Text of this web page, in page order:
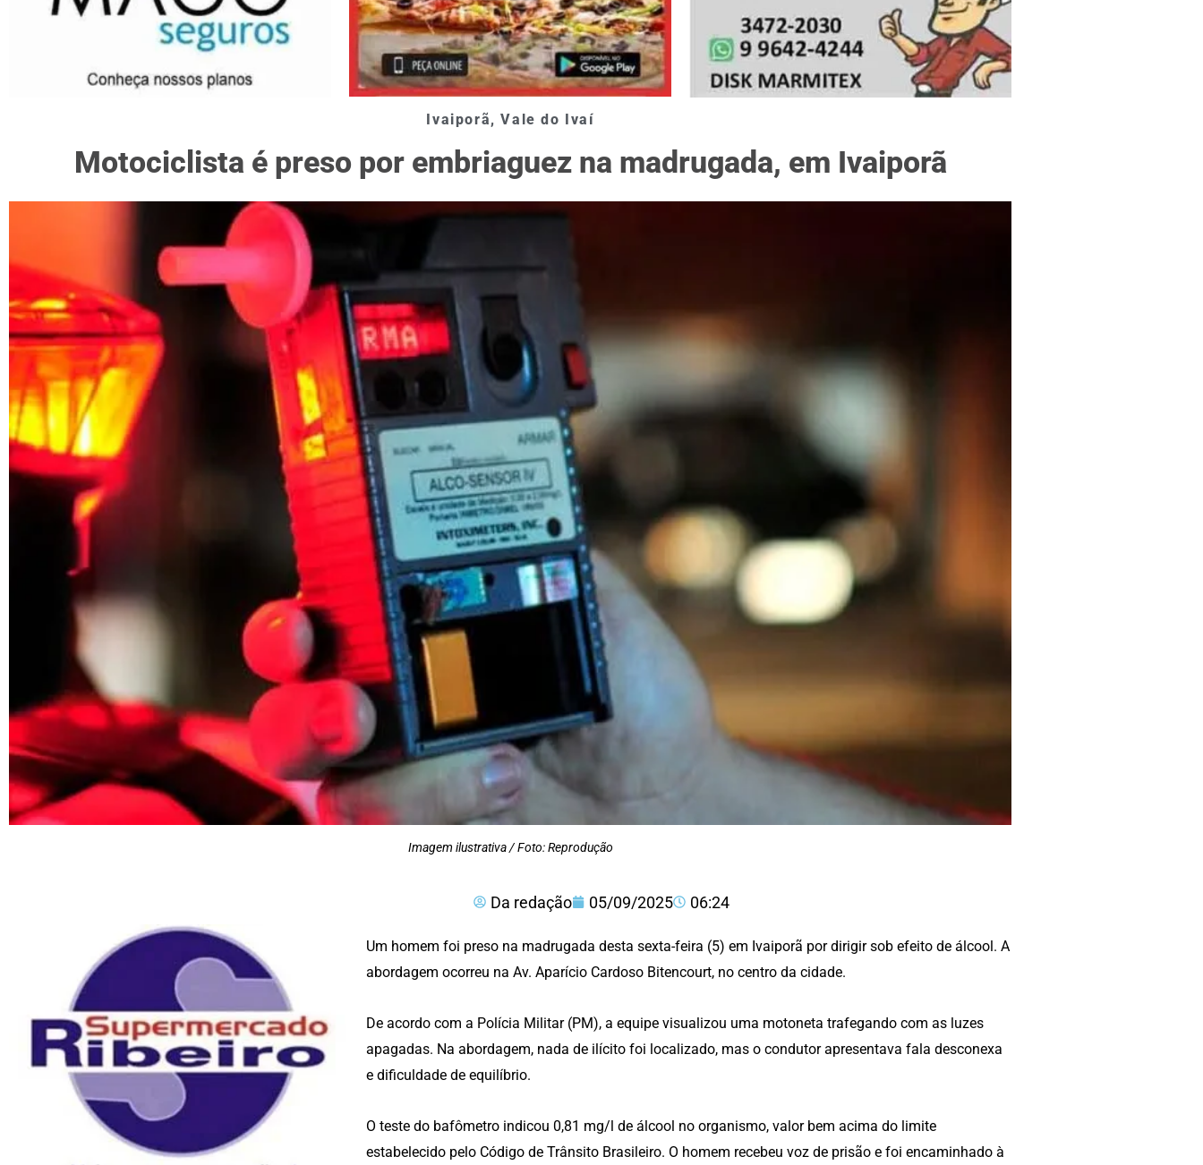
Ivaiporã,Vale do Ivaí
Motociclista é preso por embriaguez na madrugada, em Ivaiporã
Imagem ilustrativa / Foto: Reprodução
Da redação 05/09/2025 06:24
Um homem foi preso na madrugada desta sexta-feira (5) em Ivaiporã por dirigir sob efeito de álcool. A
abordagem ocorreu na Av. Aparício Cardoso Bitencourt, no centro da cidade.
De acordo com a Polícia Militar (PM), a equipe visualizou uma motoneta trafegando com as luzes
apagadas. Na abordagem, nada de ilícito foi localizado, mas o condutor apresentava fala desconexa
e dificuldade de equilíbrio.
O teste do bafômetro indicou 0,81 mg/l de álcool no organismo, valor bem acima do limite
estabelecido pelo Código de Trânsito Brasileiro. O homem recebeu voz de prisão e foi encaminhado à